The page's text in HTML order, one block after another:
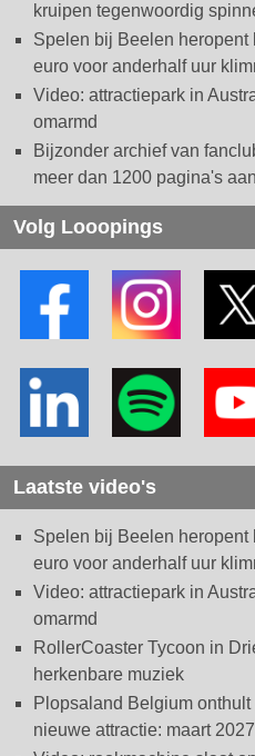
kruipen tegenwoordig
Spelen bij Beelen
euro voor anderhalf uur
Video: attractiepark in
omarmd
Bijzonder archief van
meer dan 1200 pagina's
Volg Looopings
Laatste video's
Spelen bij Beelen
euro voor anderhalf uur
Video: attractiepark in
omarmd
RollerCoaster Tycoon in
herkenbare muziek
Plopsaland Belgium
nieuwe attractie: maart 2027